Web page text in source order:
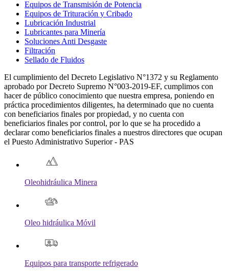
Equipos de Transmisión de Potencia
Equipos de Trituración y Cribado
Lubricación Industrial
Lubricantes para Minería
Soluciones Anti Desgaste
Filtración
Sellado de Fluidos
El cumplimiento del Decreto Legislativo N°1372 y su Reglamento
aprobado por Decreto Supremo N°003-2019-EF, cumplimos con
hacer de público conocimiento que nuestra empresa, poniendo en
práctica procedimientos diligentes, ha determinado que no cuenta
con beneficiarios finales por propiedad, y no cuenta con
beneficiarios finales por control, por lo que se ha procedido a
declarar como beneficiarios finales a nuestros directores que ocupan
el Puesto Administrativo Superior - PAS
Oleohidráulica Minera
Oleo hidráulica Móvil
Equipos para transporte refrigerado